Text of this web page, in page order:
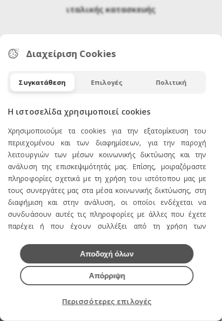
ιταλικής κατασκευής
ΕΠΙΚΟΙΝΩΝΙΑ
ΠΡΟΪΟΝΤΑ
Πωλείται Εξοπλισμός καταστήματος ενδυμάτων
Ανδρική Ενδυση
Υποδήματα
Εσώρουχα Ανδρικά
Διαχείριση Cookies
Συγκατάθεση Επιλογές Πολιτική
Η ιστοσελίδα χρησιμοποιεί cookies
Χρησιμοποιούμε τα cookies για την εξατομίκευση του
περιεχομένου και των διαφημίσεων, για την παροχή
λειτουργιών των μέσων κοινωνικής δικτύωσης και την
ανάλυση της επισκεψιμότητάς μας. Επίσης, μοιραζόμαστε
πληροφορίες σχετικά με τη χρήση του ιστότοπου μας με
τους συνεργάτες μας στα μέσα κοινωνικής δικτύωσης, στη
διαφήμιση και στην ανάλυση, οι οποίοι ενδέχεται να
συνδυάσουν αυτές τις πληροφορίες με άλλες που έχετε
παρέχει ή που έχουν συλλέξει από τη χρήση των
Απόρριψη
Αποδοχή όλων
Περισσότερες επιλογές